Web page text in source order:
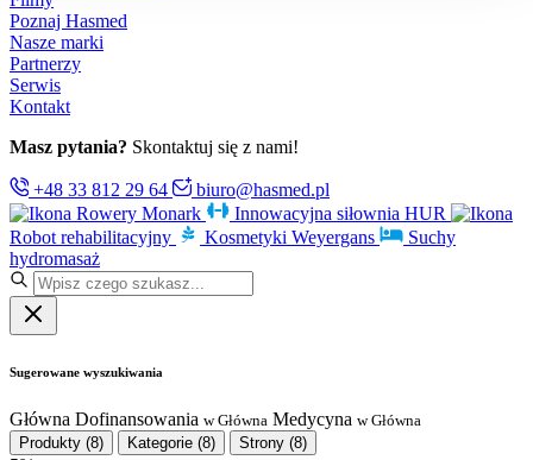
Poznaj Hasmed
Nasze marki
Partnerzy
Serwis
Kontakt
Masz pytania? Skontaktuj się z nami!
+48 33 812 29 64
biuro@hasmed.pl
Rowery Monark
Innowacyjna siłownia HUR
Robot rehabilitacyjny
Kosmetyki Weyergans
Suchy
hydromasaż
Sugerowane wyszukiwania
Główna Dofinansowania w Główna Medycyna w Główna
Produkty (8) Kategorie (8) Strony (8)